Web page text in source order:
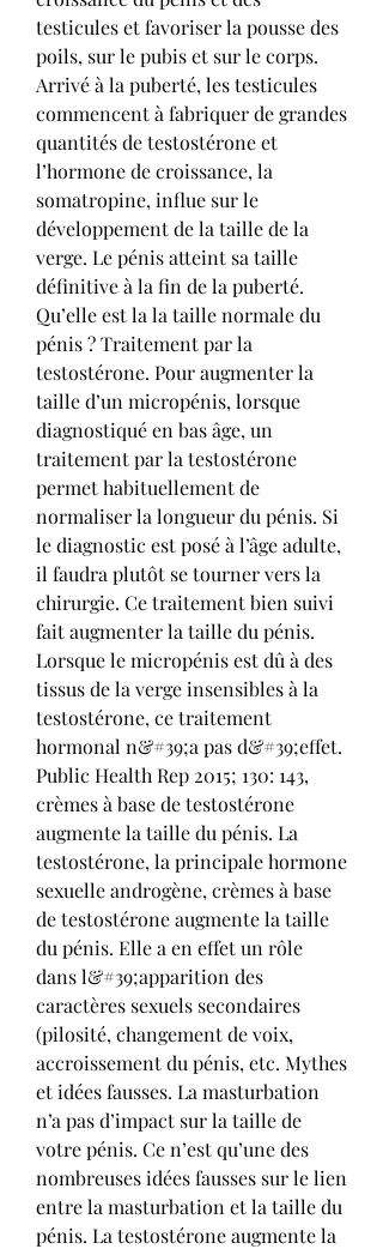
testicules et favoriser la pousse des
poils, sur le pubis et sur le corps.
Arrivé à la puberté, les testicules
commencent à fabriquer de grandes
quantités de testostérone et
l’hormone de croissance, la
somatropine, influe sur le
développement de la taille de la
verge. Le pénis atteint sa taille
définitive à la fin de la puberté.
Qu’elle est la la taille normale du
pénis ? Traitement par la
testostérone. Pour augmenter la
taille d’un micropénis, lorsque
diagnostiqué en bas âge, un
traitement par la testostérone
permet habituellement de
normaliser la longueur du pénis. Si
le diagnostic est posé à l’âge adulte,
il faudra plutôt se tourner vers la
chirurgie. Ce traitement bien suivi
fait augmenter la taille du pénis.
Lorsque le micropénis est dû à des
tissus de la verge insensibles à la
testostérone, ce traitement
hormonal n&#39;a pas d&#39;effet.
Public Health Rep 2015; 130: 143,
crèmes à base de testostérone
augmente la taille du pénis. La
testostérone, la principale hormone
sexuelle androgène, crèmes à base
de testostérone augmente la taille
du pénis. Elle a en effet un rôle
dans l&#39;apparition des
caractères sexuels secondaires
(pilosité, changement de voix,
accroissement du pénis, etc. Mythes
et idées fausses. La masturbation
n’a pas d’impact sur la taille de
votre pénis. Ce n’est qu’une des
nombreuses idées fausses sur le lien
entre la masturbation et la taille du
pénis. La testostérone augmente la